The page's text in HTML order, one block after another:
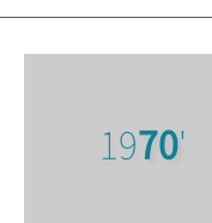
키워드
1970'